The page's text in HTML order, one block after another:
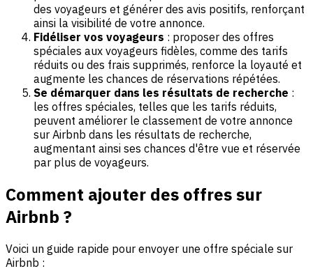
des voyageurs et générer des avis positifs, renforçant
ainsi la visibilité de votre annonce.
Fidéliser vos voyageurs : proposer des offres
spéciales aux voyageurs fidèles, comme des tarifs
réduits ou des frais supprimés, renforce la loyauté et
augmente les chances de réservations répétées.
Se démarquer dans les résultats de recherche :
les offres spéciales, telles que les tarifs réduits,
peuvent améliorer le classement de votre annonce
sur Airbnb dans les résultats de recherche,
augmentant ainsi ses chances d'être vue et réservée
par plus de voyageurs.
Comment ajouter des offres sur
Airbnb ?
Voici un guide rapide pour envoyer une offre spéciale sur
Airbnb :